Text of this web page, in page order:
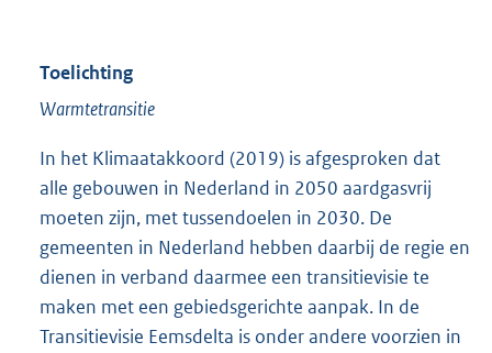
Toelichting
Warmtetransitie
In het Klimaatakkoord (2019) is afgesproken dat
alle gebouwen in Nederland in 2050 aardgasvrij
moeten zijn, met tussendoelen in 2030. De
gemeenten in Nederland hebben daarbij de regie en
dienen in verband daarmee een transitievisie te
maken met een gebiedsgerichte aanpak. In de
Transitievisie Eemsdelta is onder andere voorzien in